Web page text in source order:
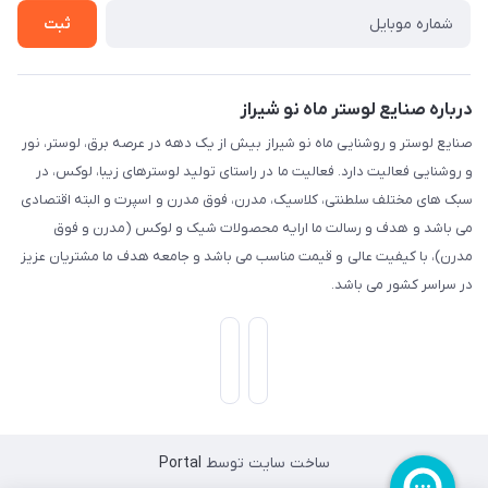
ثبت
درباره صنایع لوستر ماه نو شیراز
صنایع لوستر و روشنایی ماه نو شیراز بیش از یک دهه در عرصه برق، لوستر، نور
و روشنایی فعالیت دارد. فعالیت ما در راستای تولید لوسترهای زیبا، لوکس، در
سبک های مختلف سلطنتی، کلاسیک، مدرن، فوق مدرن و اسپرت و البته اقتصادی
می باشد و هدف و رسالت ما ارایه محصولات شیک و لوکس (مدرن و فوق
مدرن)، با کیفیت عالی و قیمت مناسب می باشد و جامعه هدف ما مشتریان عزیز
در سراسر کشور می باشد.
ساخت سایت توسط Portal